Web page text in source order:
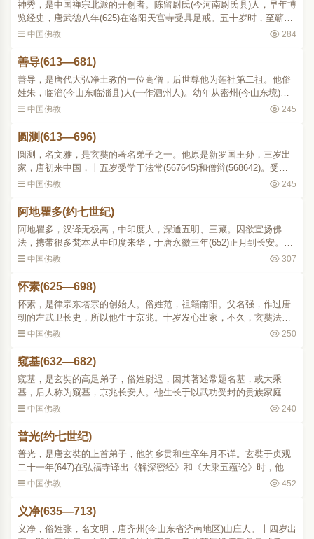
神秀，是中国禅宗北派的开创者。陈留尉氏(今河南尉氏县)人，早年博
览经史，唐武德八年(625)在洛阳天宫寺受具足戒。五十岁时，至蕲州
黄梅县双峰东山寺(在湖北黄梅县东北三十里)参谒弘忍(602674)，从事
中国佛教 284
善导(613—681)
善导，是唐代大弘净土教的一位高僧，后世尊他为莲社第二祖。他俗
姓朱，临淄(今山东临淄县)人(一作泗州人)。幼年从密州(今山东境)明
胜出家，常诵《法华》、《维摩》诸经；偶入经藏取读《观无量寿
中国佛教 245
圆测(613—696)
圆测，名文雅，是玄奘的著名弟子之一。他原是新罗国王孙，三岁出
家，唐初来中国，十五岁受学于法常(567645)和僧辩(568642)。受戒
后，住长安玄法寺。钻研《毗昙》、《成实》、《俱舍》、《婆沙》
中国佛教 245
阿地瞿多(约七世纪)
阿地瞿多，汉译无极高，中印度人，深通五明、三藏。因欲宣扬佛
法，携带很多梵本从中印度来华，于唐永徽三年(652)正月到长安。他
来华的时间在玄奘游学印度归来之后。这时大唐国威远振，国内佛法
中国佛教 307
怀素(625—698)
怀素，是律宗东塔宗的创始人。俗姓范，祖籍南阳。父名强，作过唐
朝的左武卫长史，所以他生于京兆。十岁发心出家，不久，玄奘法师
回长安(645)，他就坚决要求从玄奘受学。显庆中(656660)，二十二岁
中国佛教 250
窥基(632—682)
窥基，是玄奘的高足弟子，俗姓尉迟，因其著述常题名基，或大乘
基，后人称为窥基，京兆长安人。他生长于以武功受封的贵族家庭
里；父亲尉迟宗，唐左金吾将军、松州都督，封江油县开国公。窥基
中国佛教 240
普光(约七世纪)
普光，是唐玄奘的上首弟子，他的乡贯和生卒年月不详。玄奘于贞观
二十一年(647)在弘福寺译出《解深密经》和《大乘五蕴论》时，他就
担任了笔受。直到麟德元年(664)，玄奘在玉华宫译出《咒五首经》他
中国佛教 452
义净(635—713)
义净，俗姓张，名文明，唐齐州(今山东省济南地区)山庄人。十四岁出